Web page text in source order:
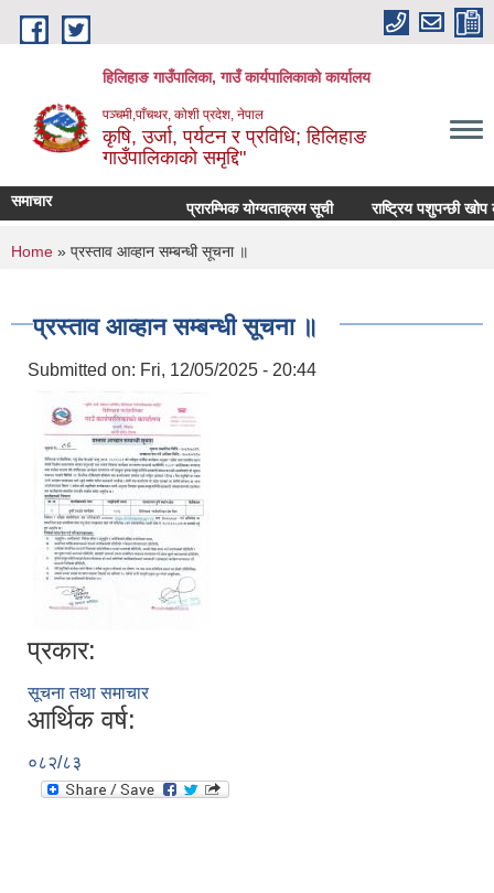
Skip to main content
हिलिहाङ गाउँपालिका, गाउँ कार्यपालिकाको कार्यालय
पञ्चमी,पाँचथर, कोशी प्रदेश, नेपाल
कृषि, उर्जा, पर्यटन र प्रविधि; हिलिहाङ
गाउँपालिकाको समृद्दि"
समाचार प्रारम्भिक योग्यताक्रम सूची राष्ट्रिय पशुपन्छी
You are here
Home » प्रस्ताव आव्हान सम्बन्धी सूचना ॥
प्रस्ताव आव्हान सम्बन्धी सूचना ॥
Submitted on: Fri, 12/05/2025 - 20:44
प्रकार:
सूचना तथा समाचार
आर्थिक वर्ष:
०८२/८३